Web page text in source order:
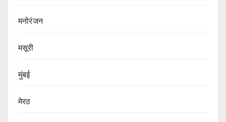
मनोरंजन
मसूरी
मुंबई
मेरठ